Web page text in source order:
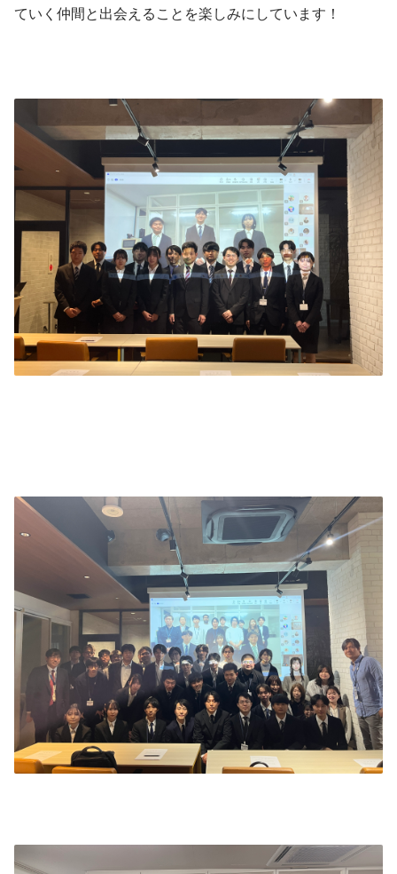
ていく仲間と出会えることを楽しみにしています！